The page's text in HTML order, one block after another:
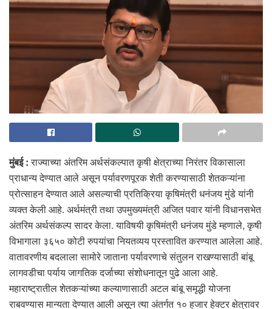
मुंबई :राज्याच्या अंतरिम अर्थसंकल्पात कृषी क्षेत्राच्या निरंतर विकासाला
प्राधान्य देण्यात आले असून पर्यावरणपूरक शेती करण्यासाठी शेतकऱ्यांना
प्रोत्साहन देण्यात आले असल्याची प्रतिक्रिया कृषिमंत्री धनंजय मुंडे यांनी
व्यक्त केली आहे. अर्थमंत्री तथा उपमुख्यमंत्री अजित पवार यांनी विधानसभेत
अंतरिम अर्थसंकल्प सादर केला. याविषयी कृषिमंत्री धनंजय मुंडे म्हणाले, कृषी
विभागाला ३६५० कोटी रुपयांचा नियतव्यय प्रस्तावित करण्यात आलेला आहे.
वातावरणीय बदलाला सामोरे जाताना पर्यावरणाचे संतुलन राखण्यासाठी बांबू
लागवडीचा पर्याय जागतिक दर्जाच्या संशोधनातून पुढे आला आहे.
महाराष्ट्रातील शेतकऱ्यांच्या कल्याणासाठी अटल बांबू समृद्धी योजना
राबवण्यास मान्यता देण्यात आली असून त्या अंतर्गत १० हजार हेक्टर क्षेत्रावर